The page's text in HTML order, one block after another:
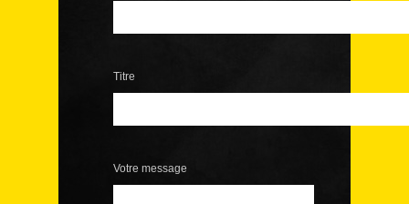
Titre
Votre message